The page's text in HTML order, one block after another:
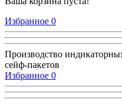
Избранное 0
Производство
сейф-пакетов
Избранное 0